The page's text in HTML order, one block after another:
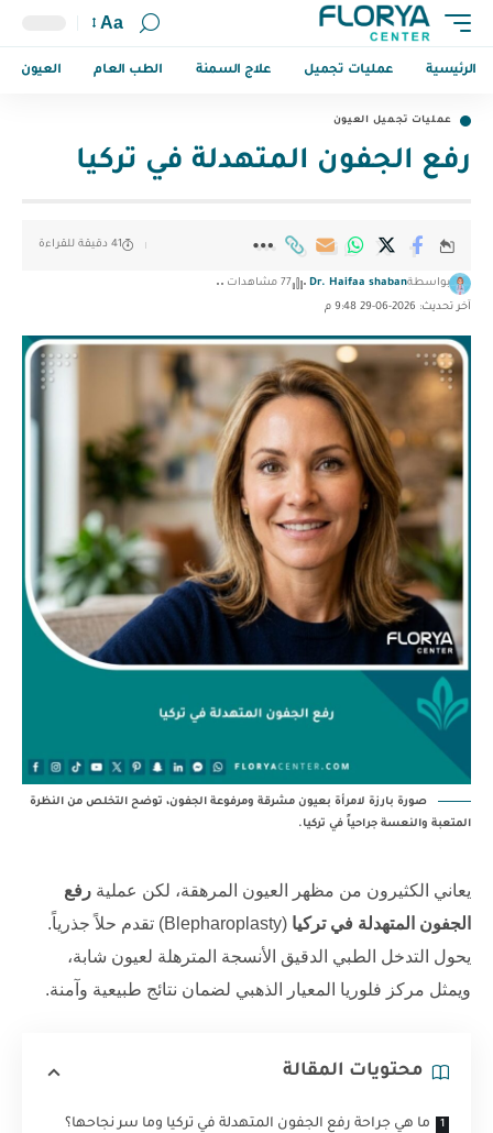
Aa
الرئيسية عمليات تجميل علاج السمنة الطب العام العيون
عمليات تجميل العيون
رفع الجفون المتهدلة في تركيا
آخر تحديث: 2026-06-29 9:48 م
بواسطةDr. Haifaa shaban 77 مشاهدات
41 دقيقة للقراءة
صورة بارزة لامرأة بعيون مشرقة ومرفوعة الجفون، توضح التخلص من النظرة
المتعبة والنعسة جراحياً في تركيا.
يعاني الكثيرون من مظهر العيون المرهقة، لكن عملية رفع
الجفون المتهدلة في تركيا
(Blepharoplasty) تقدم حلاً جذرياً.
يحول التدخل الطبي الدقيق الأنسجة المترهلة لعيون شابة،
ويمثل مركز فلوريا المعيار الذهبي لضمان نتائج طبيعية وآمنة.
محتويات المقالة
ما هي جراحة رفع الجفون المتهدلة في تركيا وما سر نجاحها؟